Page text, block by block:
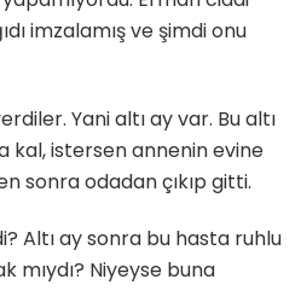
imzalamış ve şimdi onu
Yani altı ay var. Bu altı
kal, istersen annenin evine
sonra odadan çıkıp gitti.
Altı ay sonra bu hasta ruhlu
mıydı? Niyeyse buna